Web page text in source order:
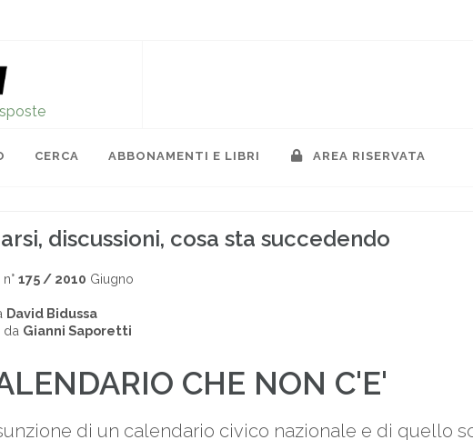
CERCA ABBONAMENTI E LIBRI AREA RISERVATA
discussioni, cosa sta succedendo
n° 175 / 2010 Giugno
David Bidussa
da Gianni Saporetti
CHE NON C'E'
di un calendario civico nazionale e di quello